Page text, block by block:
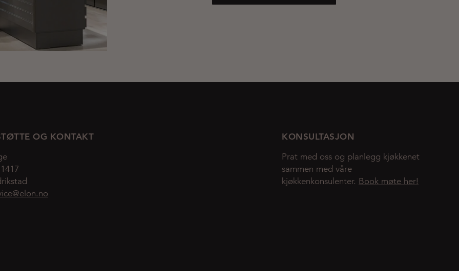
OG KONTAKT KONSULTASJON
Prat med oss og planlegg kjøkkenet
sammen med våre
kjøkkenkonsulenter. Book møte her!